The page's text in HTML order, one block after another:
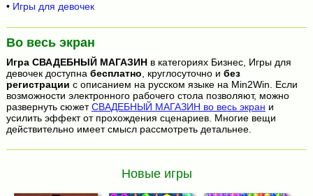
• Игры для девочек
Во весь экран
Игра СВАДЕБНЫЙ МАГАЗИНв категориях Бизнес, Игры для
девочек доступна бесплатно , круглосуточно и без
регистрации с описанием на русском языке на Min2Win. Если
возможности электронного рабочего стола позволяют, можно
развернуть сюжетСВАДЕБНЫЙ МАГАЗИН во весь экран и
усилить эффект от прохождения сценариев. Многие вещи
действительно имеет смысл рассмотреть детальнее.
Новые игры